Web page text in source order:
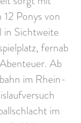
Ponys von
in Sichtweite
fernab
Ab
im Rhein-
im